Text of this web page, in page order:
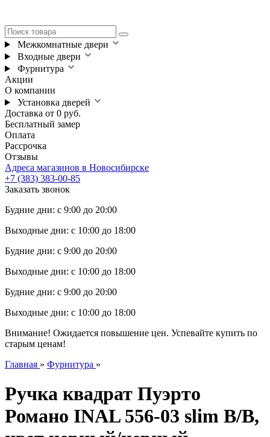
Межкомнатные двери
Входные двери
Фурнитура
Акции
О компании
Установка дверей
Доставка от 0 руб.
Бесплатный замер
Оплата
Рассрочка
Отзывы
Адреса магазинов в Новосибирске
+7 (383) 383-00-85
Заказать звонок
Будние дни: с 9:00 до 20:00
Выходные дни: с 10:00 до 18:00
Будние дни: с 9:00 до 20:00
Выходные дни: с 10:00 до 18:00
Будние дни: с 9:00 до 20:00
Выходные дни: с 10:00 до 18:00
Внимание! Ожидается повышение цен. Успевайте купить по
старым ценам!
Главная » Фурнитура »
Ручка квадрат Пуэрто
Романо INAL 556-03 slim B/B,